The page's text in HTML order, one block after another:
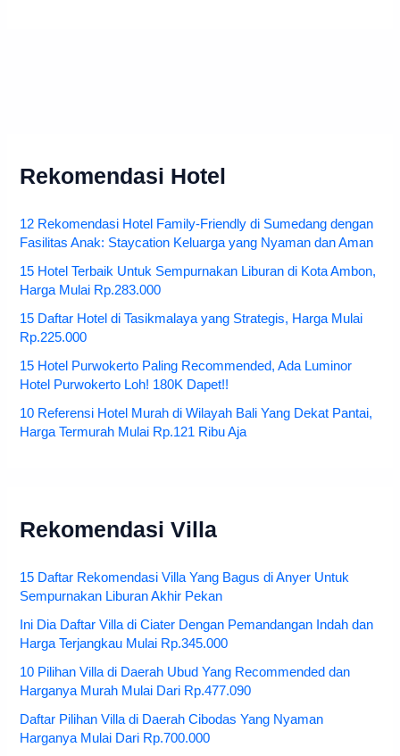
Rekomendasi Hotel
12 Rekomendasi Hotel Family-Friendly di Sumedang dengan
Fasilitas Anak: Staycation Keluarga yang Nyaman dan Aman
15 Hotel Terbaik Untuk Sempurnakan Liburan di Kota Ambon,
Harga Mulai Rp.283.000
15 Daftar Hotel di Tasikmalaya yang Strategis, Harga Mulai
Rp.225.000
15 Hotel Purwokerto Paling Recommended, Ada Luminor
Hotel Purwokerto Loh! 180K Dapet!!
10 Referensi Hotel Murah di Wilayah Bali Yang Dekat Pantai,
Harga Termurah Mulai Rp.121 Ribu Aja
Rekomendasi Villa
15 Daftar Rekomendasi Villa Yang Bagus di Anyer Untuk
Sempurnakan Liburan Akhir Pekan
Ini Dia Daftar Villa di Ciater Dengan Pemandangan Indah dan
Harga Terjangkau Mulai Rp.345.000
10 Pilihan Villa di Daerah Ubud Yang Recommended dan
Harganya Murah Mulai Dari Rp.477.090
Daftar Pilihan Villa di Daerah Cibodas Yang Nyaman
Harganya Mulai Dari Rp.700.000